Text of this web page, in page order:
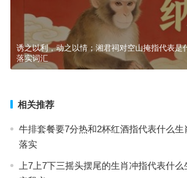
诱之以利，动之以情；湘君祠对空山掩指代表是
落实词汇
相关推荐
牛排套餐要7分热和2杯红酒指代表什么生
落实
上7上7下三摇头摆尾的生肖冲指代表什